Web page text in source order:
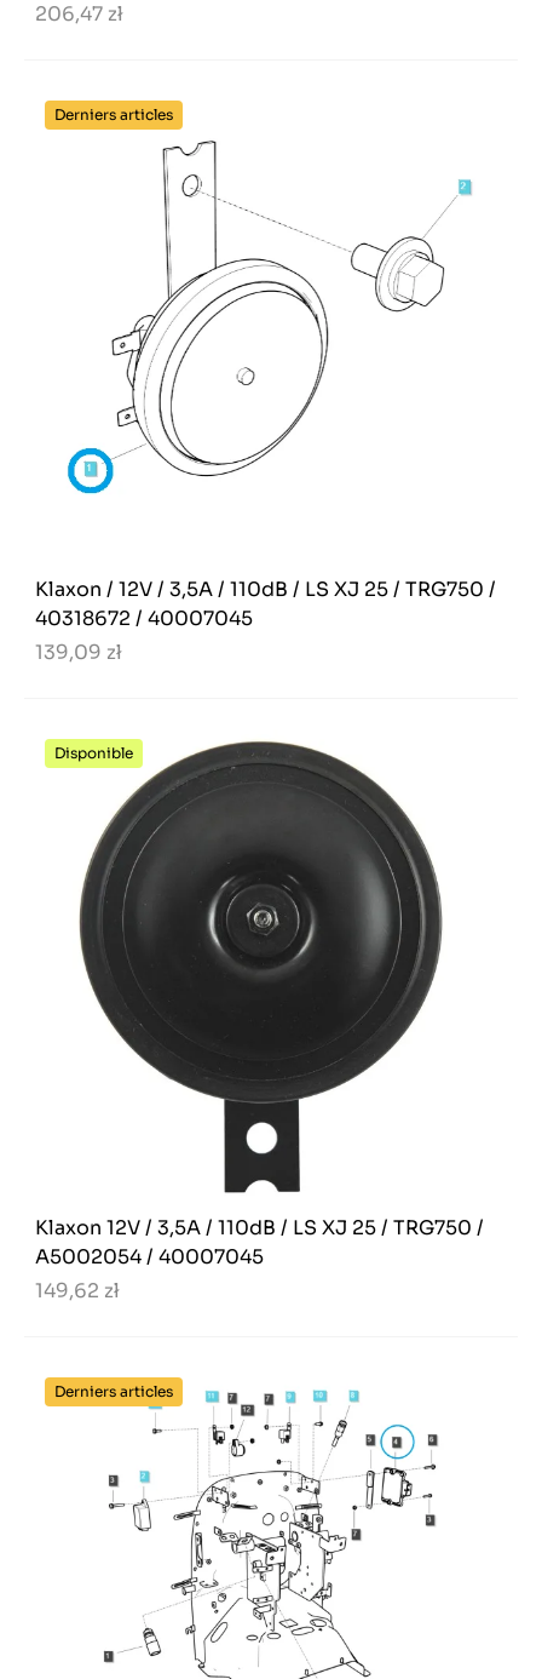
206,47 zł
Derniers articles
Klaxon / 12V / 3,5A / 110dB / LS XJ 25 / TRG750 /
40318672 / 40007045
139,09 zł
Disponible
Klaxon 12V / 3,5A / 110dB / LS XJ 25 / TRG750 /
A5002054 / 40007045
149,62 zł
Derniers articles